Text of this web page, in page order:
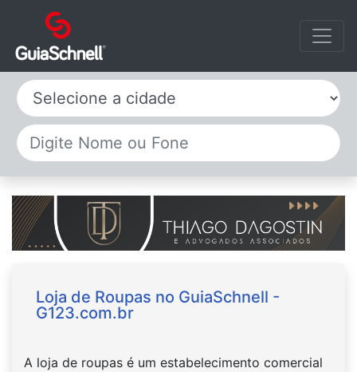
Selecione a cidade
Loja de Roupas no GuiaSchnell -
G123.com.br
A loja de roupas é um estabelecimento comercial